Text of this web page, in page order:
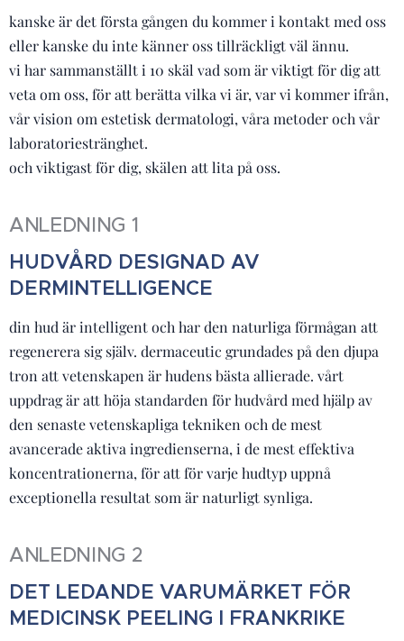
kanske är det första gången du kommer i kontakt med oss ​​
eller kanske du inte känner oss tillräckligt väl ännu.
vi har sammanställt i 10 skäl vad som är viktigt för dig att
veta om oss, för att berätta vilka vi är, var vi kommer ifrån,
vår vision om estetisk dermatologi, våra metoder och vår
laboratoriestränghet.
och viktigast för dig, skälen att lita på oss.
ANLEDNING 1
HUDVÅRD DESIGNAD AV
DERMINTELLIGENCE
din hud är intelligent och har den naturliga förmågan att
regenerera sig själv. dermaceutic grundades på den djupa
tron ​​att vetenskapen är hudens bästa allierade. vårt
uppdrag är att höja standarden för hudvård med hjälp av
den senaste vetenskapliga tekniken och de mest
avancerade aktiva ingredienserna, i de mest effektiva
koncentrationerna, för att för varje hudtyp uppnå
exceptionella resultat som är naturligt synliga.
ANLEDNING 2
DET LEDANDE VARUMÄRKET FÖR
MEDICINSK PEELING I FRANKRIKE